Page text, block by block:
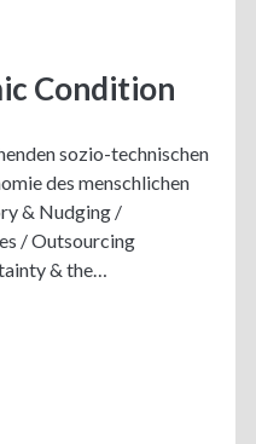
Condition
sozio-technischen
des menschlichen
& Nudging /
/ Outsourcing
& the…